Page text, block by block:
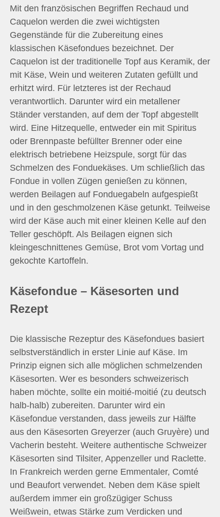
Mit den französischen Begriffen Rechaud und
Caquelon werden die zwei wichtigsten
Gegenstände für die Zubereitung eines
klassischen Käsefondues bezeichnet. Der
Caquelon ist der traditionelle Topf aus Keramik, der
mit Käse, Wein und weiteren Zutaten gefüllt und
erhitzt wird. Für letzteres ist der Rechaud
verantwortlich. Darunter wird ein metallener
Ständer verstanden, auf dem der Topf abgestellt
wird. Eine Hitzequelle, entweder ein mit Spiritus
oder Brennpaste befüllter Brenner oder eine
elektrisch betriebene Heizspule, sorgt für das
Schmelzen des Fonduekäses. Um schließlich das
Fondue in vollen Zügen genießen zu können,
werden Beilagen auf Fonduegabeln aufgespießt
und in den geschmolzenen Käse getunkt. Teilweise
wird der Käse auch mit einer kleinen Kelle auf den
Teller geschöpft. Als Beilagen eignen sich
kleingeschnittenes Gemüse, Brot vom Vortag und
gekochte Kartoffeln.
Käsefondue – Käsesorten und
Rezept
Die klassische Rezeptur des Käsefondues basiert
selbstverständlich in erster Linie auf Käse. Im
Prinzip eignen sich alle möglichen schmelzenden
Käsesorten. Wer es besonders schweizerisch
haben möchte, sollte ein moitié-moitié (zu deutsch
halb-halb) zubereiten. Darunter wird ein
Käsefondue verstanden, dass jeweils zur Hälfte
aus den Käsesorten Greyerzer (auch Gruyère) und
Vacherin besteht. Weitere authentische Schweizer
Käsesorten sind Tilsiter, Appenzeller und Raclette.
In Frankreich werden gerne Emmentaler, Comté
und Beaufort verwendet. Neben dem Käse spielt
außerdem immer ein großzügiger Schuss
Weißwein, etwas Stärke zum Verdicken und